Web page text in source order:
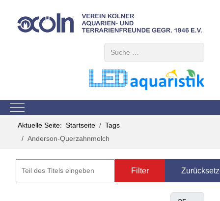
Mobile Menu Toggle
Aktuelle Seite: Startseite
Tags
Anderson-Querzahnmolch
Filter